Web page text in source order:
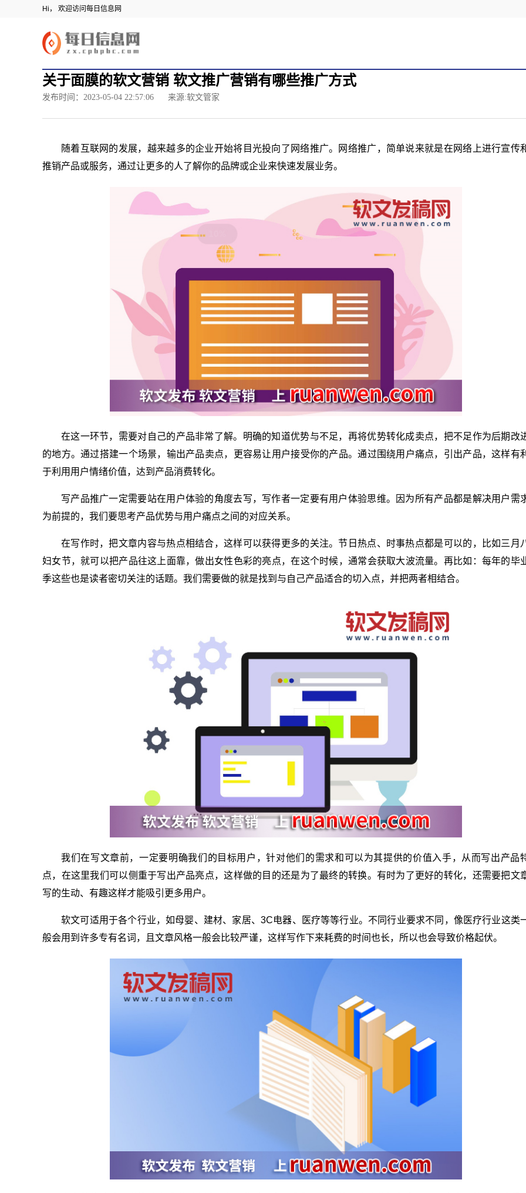
Hi， 欢迎访问每日信息网
关于面膜的软文营销 软文推广营销有哪些推广方式
发布时间：2023-05-04 22:57:06 来源:软文管家
随着互联网的发展，越来越多的企业开始将目光投向了网络推广。网络推广，简单说来就是在网络上进行宣传
推销产品或服务，通过让更多的人了解你的品牌或企业来快速发展业务。
在这一环节，需要对自己的产品非常了解。明确的知道优势与不足，再将优势转化成卖点，把不足作为后期改
的地方。通过搭建一个场景，输出产品卖点，更容易让用户接受你的产品。通过围绕用户痛点，引出产品，这样有利
于利用用户情绪价值，达到产品消费转化。
写产品推广一定需要站在用户体验的角度去写，写作者一定要有用户体验思维。因为所有产品都是解决用户需
为前提的，我们要思考产品优势与用户痛点之间的对应关系。
在写作时，把文章内容与热点相结合，这样可以获得更多的关注。节日热点、时事热点都是可以的，比如三月
妇女节，就可以把产品往这上面靠，做出女性色彩的亮点，在这个时候，通常会获取大波流量。再比如：每年的毕
季这些也是读者密切关注的话题。我们需要做的就是找到与自己产品适合的切入点，并把两者相结合。
我们在写文章前，一定要明确我们的目标用户，针对他们的需求和可以为其提供的价值入手，从而写出产品
点，在这里我们可以侧重于写出产品亮点，这样做的目的还是为了最终的转换。有时为了更好的转化，还需要把文
写的生动、有趣这样才能吸引更多用户。
软文可适用于各个行业，如母婴、建材、家居、3C电器、医疗等等行业。不同行业要求不同，像医疗行业这类
般会用到许多专有名词，且文章风格一般会比较严谨，这样写作下来耗费的时间也长，所以也会导致价格起伏。